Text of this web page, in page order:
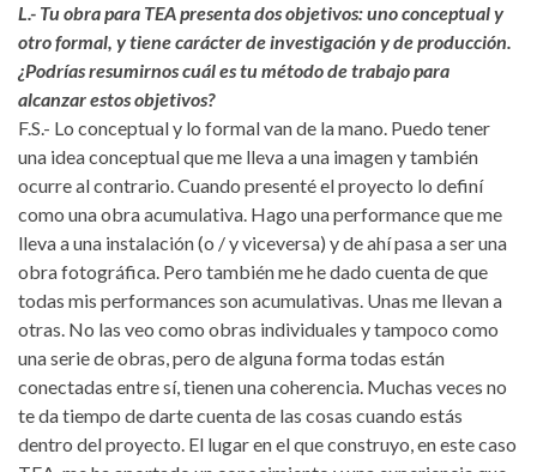
L.- Tu obra para TEA presenta dos objetivos: uno conceptual y
otro formal, y tiene carácter de investigación y de producción.
¿Podrías resumirnos cuál es tu método de trabajo para
alcanzar estos objetivos?
F.S.- Lo conceptual y lo formal van de la mano. Puedo tener
una idea conceptual que me lleva a una imagen y también
ocurre al contrario. Cuando presenté el proyecto lo definí
como una obra acumulativa. Hago una performance que me
lleva a una instalación (o / y viceversa) y de ahí pasa a ser una
obra fotográfica. Pero también me he dado cuenta de que
todas mis performances son acumulativas. Unas me llevan a
otras. No las veo como obras individuales y tampoco como
una serie de obras, pero de alguna forma todas están
conectadas entre sí, tienen una coherencia. Muchas veces no
te da tiempo de darte cuenta de las cosas cuando estás
dentro del proyecto. El lugar en el que construyo, en este caso